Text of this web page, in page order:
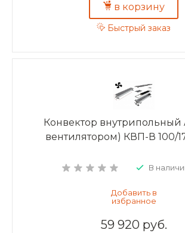
в корзину
Быстрый заказ
Конвектор внутрипольный
вентилятором) КВП-В 100/
В
59 920 руб.